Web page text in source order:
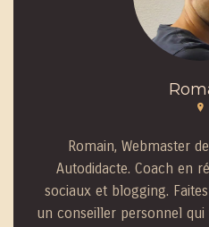
Romain, Webmaster
Autodidacte. Coach en
sociaux et blogging.
un conseiller personnel